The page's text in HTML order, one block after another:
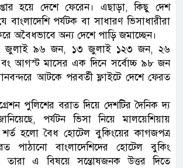
হয়ে দেশে ফেরেন। এছাড়া, কিছু দেশ
পর্যটক বা সাধারণ ভিসাধারীরা
অবৈধভাবে অন্য দেশে পাড়ি জমাচ্ছেন।
জুলাই ৯৬ জন, ১৩ জুলাই ১২৩ জন, ২৬
আগস্ট মাসের এক দিনে সর্বোচ্চ ৯৮ জন
আটকে পরবর্তী ফ্লাইটে দেশে ফেরত
পুলিশের বরাত দিয়ে দেশটির দৈনিক দ্য
পর্যটন ভিসা নিয়ে মালয়েশিয়ায়
শর্ত হলো বৈধ হোটেল বুকিংয়ের কাগজপত্র
পাঠানো বাংলাদেশিদের হোটেল বুকিং
তারা এ বিষয়ে সন্তোষজনক উত্তর দিতে